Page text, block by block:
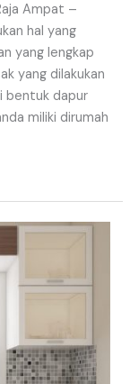
Ampat –
hal yang
yang lengkap
yang dilakukan
bentuk dapur
miliki dirumah